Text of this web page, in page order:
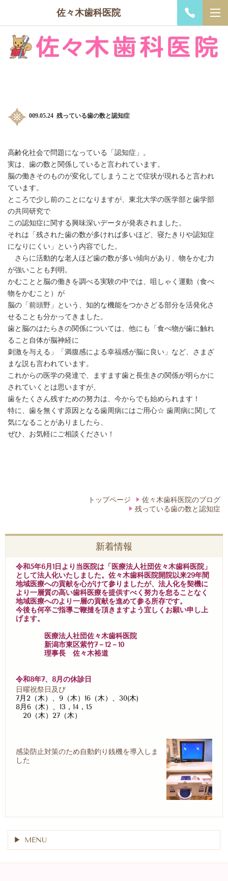
佐々木歯科医院
009.05.24 残っている歯の数と認知症
高齢化社会で問題になっている「認知症」。
実は、歯の数と関係していると言われています。
脳の働きそのものが変化してしまうことで症状が現れると言われ
ています。
ところで少し前のことになりますが、東北大学の医学部と歯学部
の共同研究で
この認知症に関する興味深いデータが発表されました。
それは「残された歯の数が多ければ多いほど、寝たきりや認知症
になりにくい」という内容でした。
さらに活動的な老人ほど歯の数が多い傾向があり、物をかむ力
が強いことも判明。
かむことと脳の働きを調べる実験の中では、咀しゃく運動（食べ
物をかむこと）が
脳の「前頭野」という、知的な機能をつかさどる部分を活発化さ
せることも分かってきました。
歯と脳のはたらきの関係については、他にも「食べ物が歯に触れ
ること自体が脳神経に
刺激を与える」「満腹感による幸福感が脳に良い」など、さまざ
まな説も言われています。
これからの医学の発達で、ますます歯と長生きの関係が明らかに
されていくとは思いますが、
歯をたくさん残すための努力は、今からでも始められます！
特に、歯を無くす原因となる歯周病にはご用心☆ 歯周病に関して
気になることがありましたら、
ぜひ、お気軽にご相談ください！
トップページ
佐々木歯科医院のブログ
残っている歯の数と認知症
新着情報
令和5年6月1日より当医院は「医療法人社団佐々木歯科医院」
として法人化いたしました。佐々木歯科医院開院以来29年間
地域医療への貢献を心がけて参りましたが、法人化を契機に
より一層質の高い歯科医療を提供すべく努力を怠ることなく
地域医療へのより一層の貢献を進めて参る所存です。
今後も何卒ご指導ご鞭撻を頂きますよう宜しくお願い申し上
げます。
医療法人社団佐々木歯科医院
新潟市東区紫竹7－12－10
理事長 佐々木裕道
令和8年7、8月の休診日
日曜祝祭日及び
7月2（木）、9（木）16（木）、30(木)
8月6（木）、13，14，15
20（木）27（木）
感染防止対策のため自動釣り銭機を導入しま
した
MENU